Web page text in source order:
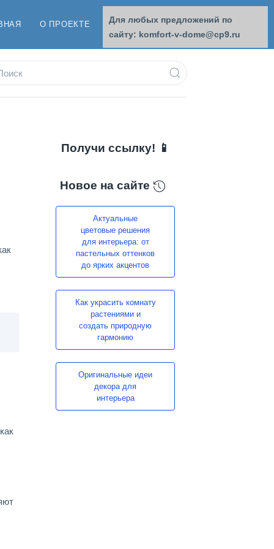
О ПРОЕКТЕ ОБРАТНАЯ СВЯЗЬ
Получи ссылку! 📱
Новое на сайте
Актуальные
цветовые решения
для интерьера: от
пастельных оттенков
до ярких акцентов
Как украсить комнату
растениями и
создать природную
гармонию
Оригинальные идеи
декора для
интерьера
Для любых предложений по
сайту: komfort-v-dome@cp9.ru